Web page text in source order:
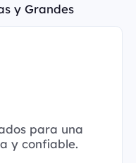
y Grandes
para una
y confiable.